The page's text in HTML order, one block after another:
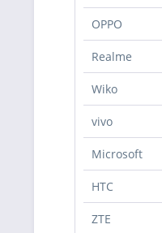
OPPO
Realme
Wiko
vivo
Microsoft
HTC
ZTE